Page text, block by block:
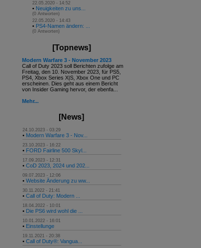
22.05.2020 - 14:52
• Neuigkeiten zu uns...
(0 Antworten)
22.05.2020 - 14:43
• PS4-Namen ändern: ...
(0 Antworten)
[Topnews]
Modern Warfare 3 - November 2023
Call of Duty 2023 soll Berichten zufolge am
Freitag, den 10. November 2023, für PS5,
PS4, Xbox Series X|S, Xbox One und PC
erscheinen. Dies geht aus einem Bericht
von Insider Gaming hervor, der ebenfa...
Mehr...
[News]
24.10.2023 - 03:29
• Modern Warfare 3 - Nov...
23.10.2023 - 16:22
• FORD Fairline 500 Skyl...
17.09.2023 - 12:31
• CoD 2023, 2024 und 202...
09.07.2023 - 12:06
• Website Änderung zu ww...
30.11.2022 - 21:41
• Call of Duty: Modern ...
18.04.2022 - 10:01
• Die PS6 wird wohl die ...
10.01.2022 - 16:01
• Einstellunge
19.11.2021 - 20:38
• Call of Duty®: Vangua...